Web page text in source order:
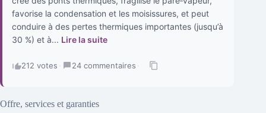
favorise la condensation et les moisissures, et peut
conduire à des pertes thermiques importantes (jusqu’à
30 %) et à... Lire la suite
212 votes · 24 commentaires ·
Offre, services et garanties